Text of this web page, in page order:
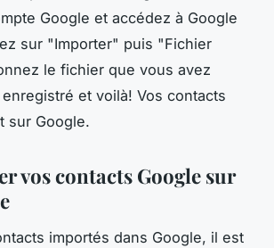
Google et accédez à Google
sur "Importer" puis "Fichier
le fichier que vous avez
et voilà! Vos contacts
sur Google.
vos contacts Google sur
importés dans Google, il est